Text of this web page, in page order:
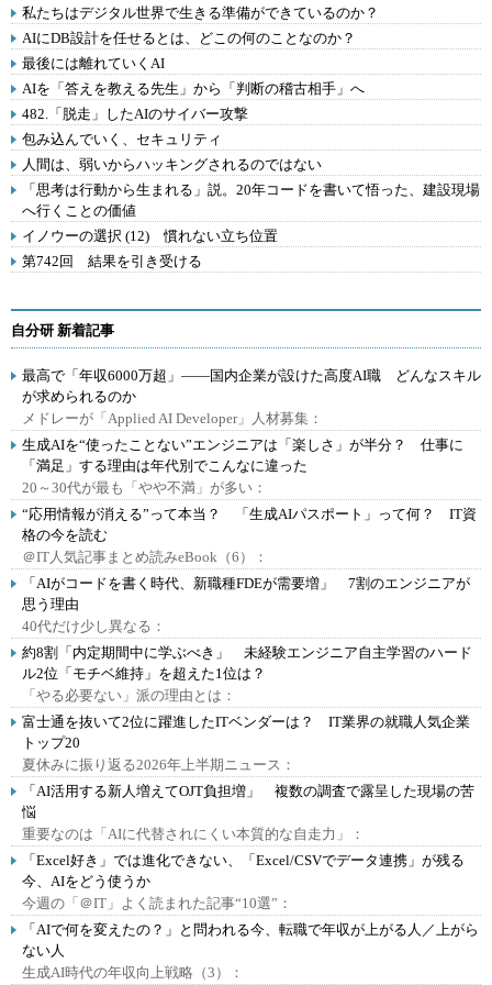
私たちはデジタル世界で生きる準備ができているのか？
AIにDB設計を任せるとは、どこの何のことなのか？
最後には離れていくAI
AIを「答えを教える先生」から「判断の稽古相手」へ
482.「脱走」したAIのサイバー攻撃
包み込んでいく、セキュリティ
人間は、弱いからハッキングされるのではない
「思考は行動から生まれる」説。20年コードを書いて悟った、建設現場
へ行くことの価値
イノウーの選択 (12) 慣れない立ち位置
第742回 結果を引き受ける
自分研 新着記事
最高で「年収6000万超」――国内企業が設けた高度AI職 どんなスキル
が求められるのか
メドレーが「Applied AI Developer」人材募集：
生成AIを“使ったことない”エンジニアは「楽しさ」が半分？ 仕事に
「満足」する理由は年代別でこんなに違った
20～30代が最も「やや不満」が多い：
“応用情報が消える”って本当？ 「生成AIパスポート」って何？ IT資
格の今を読む
＠IT人気記事まとめ読みeBook（6）：
「AIがコードを書く時代、新職種FDEが需要増」 7割のエンジニアが
思う理由
40代だけ少し異なる：
約8割「内定期間中に学ぶべき」 未経験エンジニア自主学習のハード
ル2位「モチベ維持」を超えた1位は？
「やる必要ない」派の理由とは：
富士通を抜いて2位に躍進したITベンダーは？ IT業界の就職人気企業
トップ20
夏休みに振り返る2026年上半期ニュース：
「AI活用する新人増えてOJT負担増」 複数の調査で露呈した現場の苦
悩
重要なのは「AIに代替されにくい本質的な自走力」：
「Excel好き」では進化できない、「Excel/CSVでデータ連携」が残る
今、AIをどう使うか
今週の「＠IT」よく読まれた記事“10選”：
「AIで何を変えたの？」と問われる今、転職で年収が上がる人／上がら
ない人
生成AI時代の年収向上戦略（3）：